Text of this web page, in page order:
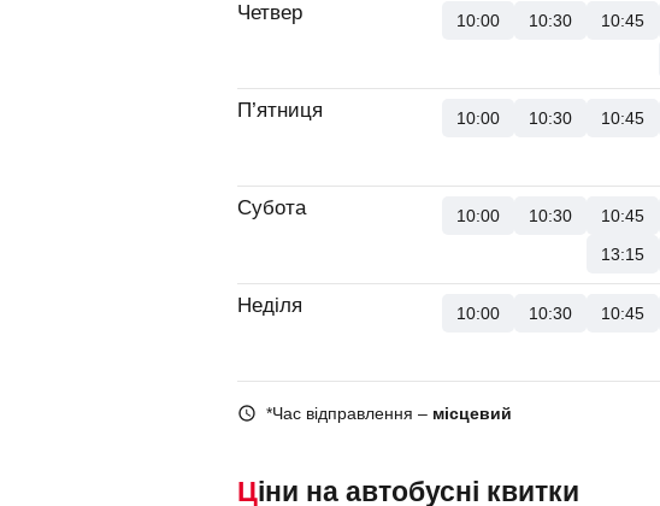
Четвер 10:00 10:30 10:45
П’ятниця 10:00 10:30 10:45
Субота 10:00 10:30 10:45
13:15
Неділя 10:00 10:30 10:45
*Час відправлення – місцевий
Ціни на автобусні квитки